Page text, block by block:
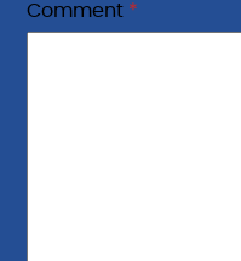
Comment *